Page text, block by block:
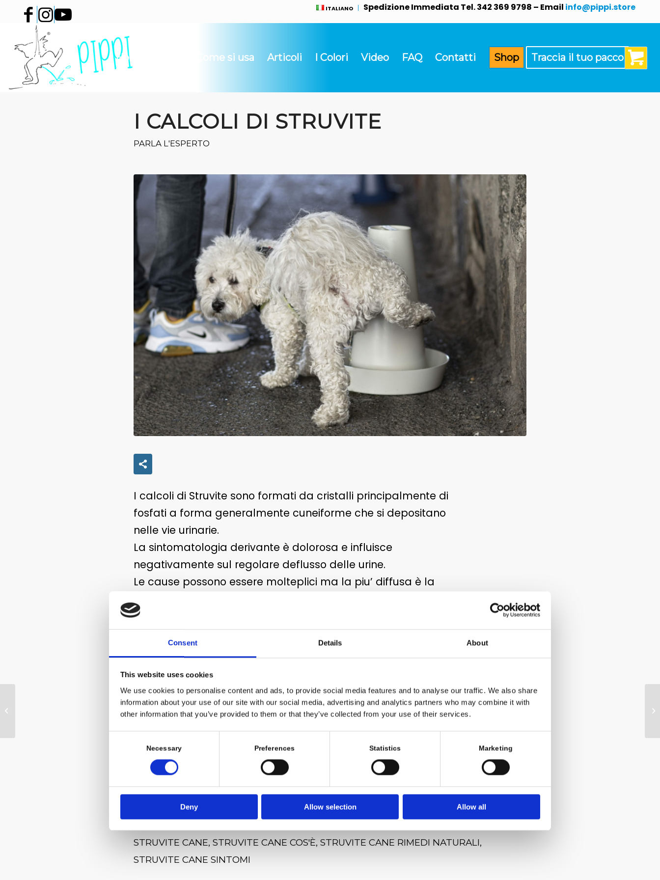
Consent Details About
This website uses cookies
We use cookies to personalise content and ads, to provide social media features and to analyse our traffic. We also share
information about your use of our site with our social media, advertising and analytics partners who may combine it with
other information that you’ve provided to them or that they’ve collected from your use of their services.
Necessary Preferences Statistics Marketing
Deny Allow selection Allow all
ITALIANO Spedizione Immediata Tel. 342 369 9798 – Email info@pippi.store
Home Come si usa Articoli I Colori Video FAQ Contatti Shop Traccia il tuo pacco
I CALCOLI DI STRUVITE
PARLA L'ESPERTO
I calcoli di Struvite sono formati da cristalli principalmente di
fosfati a forma generalmente cuneiforme che si depositano
nelle vie urinarie.
La sintomatologia derivante è dolorosa e influisce
negativamente sul regolare deflusso delle urine.
Le cause possono essere molteplici ma la piu’ diffusa è la
In questi casi è necessario correggere l’alimentazione che
dovrà essere principalmente umida a base di carni bianche e
pesce (nasello bollito) con verdure (zucchini e/o carote ben
d’acqua giornaliero.
È inoltre fondamentale che il cane eviti di trattenere a lungo la
pipì.
Per questo si consiglia l’uso di PIPPI in tal modo il cane potrà
urinare al bisogno senza aspettare le ore delle uscite.
STRUVITE CANE, STRUVITE CANE COS'È, STRUVITE CANE RIMEDI NATURALI,
STRUVITE CANE SINTOMI